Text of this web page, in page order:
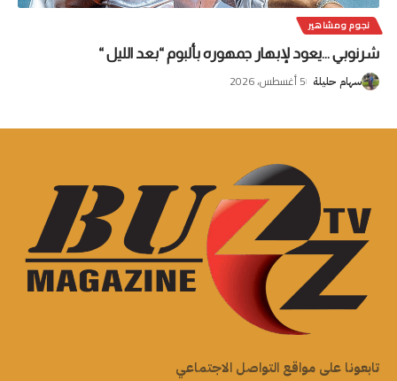
نجوم ومشاهير
شرنوبي …يعود لإبهار جمهوره بألبوم “بعد الليل “
سهام حليلة 5 أغسطس، 2026
تابعونا على مواقع التواصل الاجتماعي